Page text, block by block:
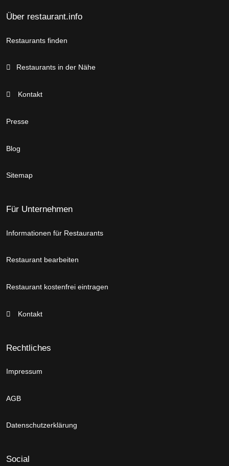
Über restaurant.info
Restaurants finden
Restaurants in der Nähe
Kontakt
Presse
Blog
Sitemap
Für Unternehmen
Informationen für Restaurants
Restaurant bearbeiten
Restaurant kostenfrei eintragen
Kontakt
Rechtliches
Impressum
AGB
Datenschutzerklärung
Social